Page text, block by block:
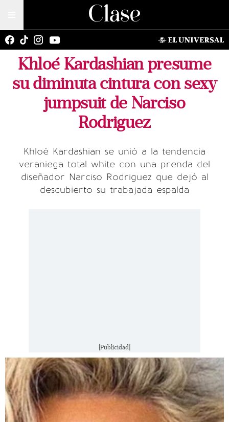
Khloé Kardashian presume
su diminuta cintura con sexy
jumpsuit de Narciso
Rodriguez
Khloé Kardashian se unió a la tendencia
veraniega total white con una prenda del
diseñador Narciso Rodriguez que dejó al
descubierto su trabajada espalda
[Publicidad]